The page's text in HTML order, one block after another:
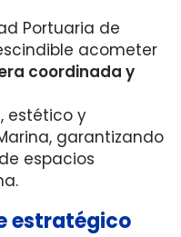
Portuaria de
acometer
coordinada y
estético y
garantizando
espacios
estratégico